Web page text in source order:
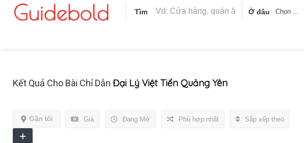
Tìm Ở đâu Chọn ...
Kết Quả Cho Bài Chỉ Dẫn Đại Lý Việt Tiến Quảng Yên
Giá Đang Mở
Gần tôi Phù hợp nhất Sắp xếp theo